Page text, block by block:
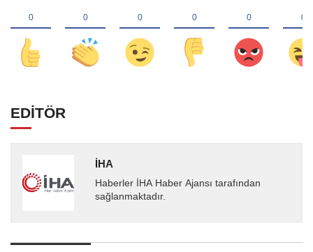
EDİTÖR
İHA
Haberler İHA Haber Ajansı tarafından
sağlanmaktadır.